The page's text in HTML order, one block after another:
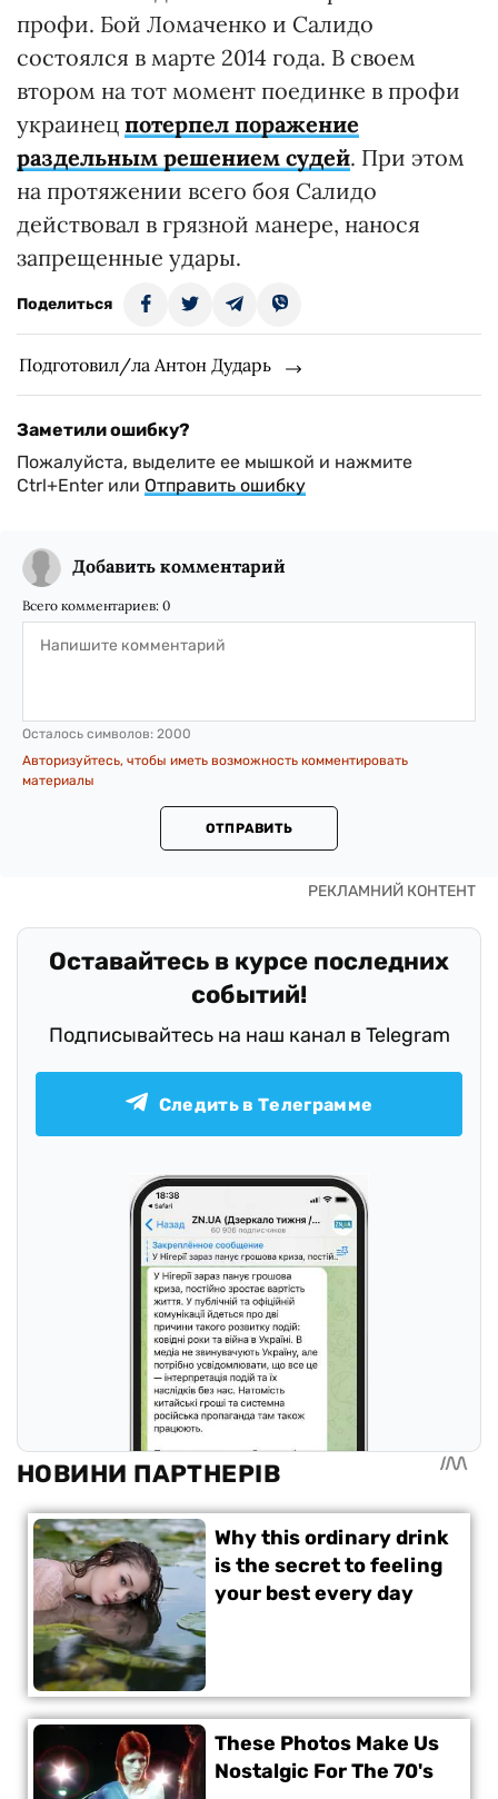
профи. Бой Ломаченко и Салидо
состоялся в марте 2014 года. В своем
втором на тот момент поединке в профи
украинец потерпел поражение
раздельным решением судей. При этом
на протяжении всего боя Салидо
действовал в грязной манере, нанося
запрещенные удары.
Поделиться
Подготовил/ла Антон Дударь
Заметили ошибку?
Пожалуйста, выделите ее мышкой и нажмите
Ctrl+Enter или Отправить ошибку
Добавить комментарий
Всего комментариев: 0
Осталось символов: 2000
Авторизуйтесь, чтобы иметь возможность комментировать
материалы
ОТПРАВИТЬ
Оставайтесь в курсе последних
событий!
Подписывайтесь на наш канал в Telegram
Следить в Телеграмме